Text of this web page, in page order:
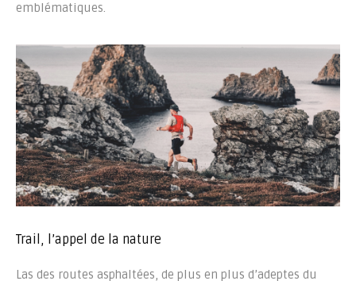
emblématiques.
Trail, l’appel de la nature
Las des routes asphaltées, de plus en plus d’adeptes du